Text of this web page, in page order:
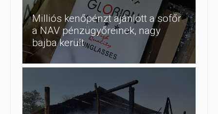
Milliós kenőpénzt ajánlott a sofőr
a NAV pénzügyőreinek, nagy
bajba került